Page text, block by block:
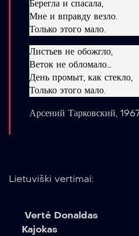
Берегла и спасала,
Мне и вправду везло.
Только этого мало.
Листьев не обожгло,
Веток не обломало…
День промыт, как стекло,
Только этого мало.
Арсений Тарковский,
Lietuviški vertimai:
Vertė Donaldas
Kajokas